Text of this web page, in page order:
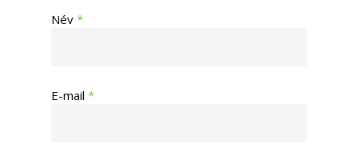
Név *
E-mail *